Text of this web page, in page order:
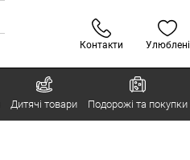
Контакти Улюблені
Дитячі товари Подорожі та покупки